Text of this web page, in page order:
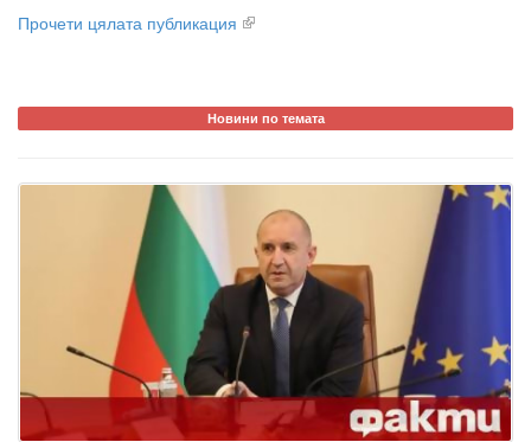
Прочети цялата публикация
Новини по темата